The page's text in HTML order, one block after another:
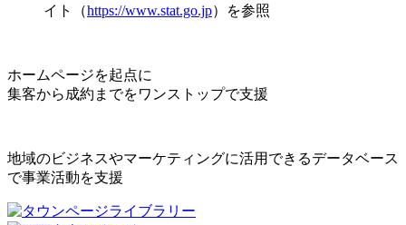
イト（https://www.stat.go.jp）を参照
ホームページを起点に
集客から成約までをワンストップで支援
地域のビジネスやマーケティングに活用できるデータベース
で事業活動を支援